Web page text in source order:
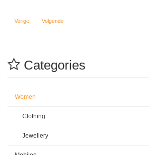
Vorig artikel: Fashion Seduction
Vorige Volgende artikel: Shopping Festival
Volgende
Categories
Women
Clothing
Jewellery